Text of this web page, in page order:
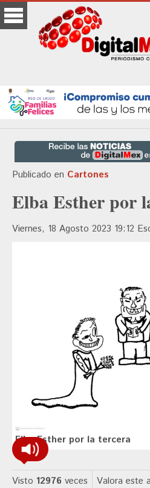
Publicado en Cartones
Elba Esther por
Viernes, 18 Agosto 2023 19:12
Elba Esther por la tercera
Visto 12976 veces Valora este